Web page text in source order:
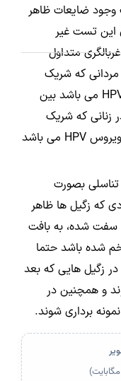
وجود ضایعات ظاهر
این تست غیر
متداول
که شریک
جنسی (زن) آن ها مبتلا به ویروس HPV می باشد بین
در زنانی که شریک
جنسی (مرد) آن ها مبتلا به عفونت ویروس HPV می باشد
تناسلی بصورت
که زگیل ها ظاهر
سفت شده، به بافت
شده باشد حتما
زگیل هایی که بعد
و همچنین در
برداری شوند.